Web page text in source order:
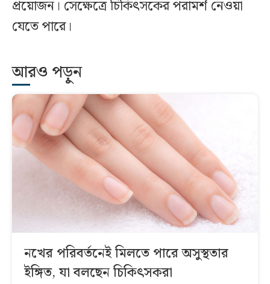
প্রয়োজন। সেক্ষেত্রে চিকিৎসকের পরামর্শ নেওয়া
যেতে পারে।
আরও পড়ুন
নখের পরিবর্তনেই মিলতে পারে অসুস্থতার
ইঙ্গিত, যা বলছেন চিকিৎসকরা